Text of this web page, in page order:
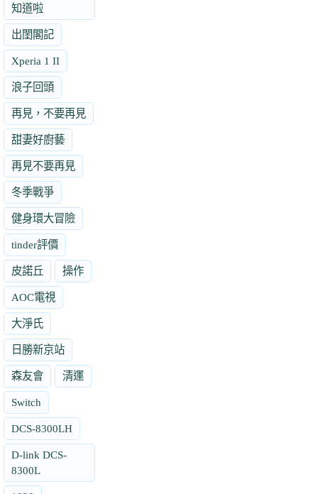
知道啦
出閨閣記
Xperia 1 II
浪子回頭
再見，不要再見
甜妻好廚藝
再見不要再見
冬季戰爭
健身環大冒險
tinder評價
皮諾丘 操作
AOC電視
大淨氏
日勝新京站
森友會 清運
Switch
DCS-8300LH
D-link DCS-
8300L